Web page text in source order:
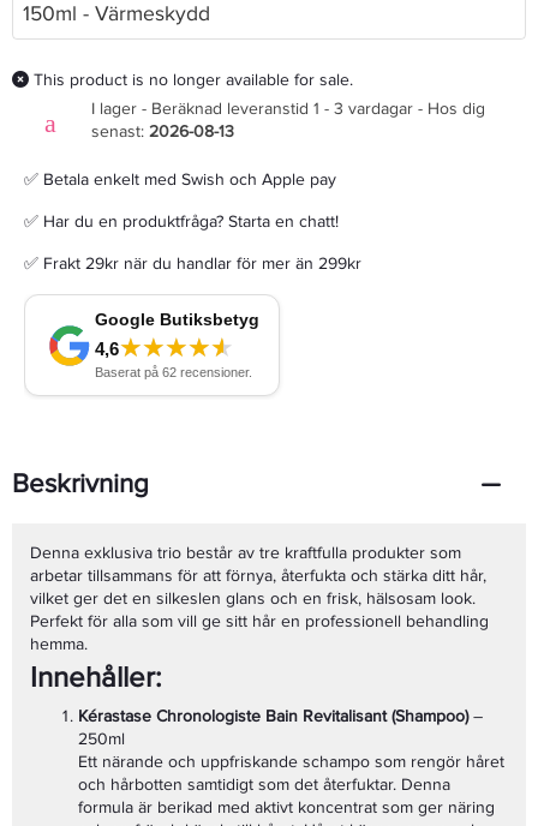
150ml - Värmeskydd
This product is no longer available for sale.
I lager - Beräknad leveranstid 1 - 3 vardagar - Hos dig
senast: 2026-08-13
✅ Betala enkelt med Swish och Apple pay
✅ Har du en produktfråga? Starta en chatt!
✅ Frakt 29kr när du handlar för mer än 299kr
Beskrivning
Denna exklusiva trio består av tre kraftfulla produkter som
arbetar tillsammans för att förnya, återfukta och stärka ditt hår,
vilket ger det en silkeslen glans och en frisk, hälsosam look.
Perfekt för alla som vill ge sitt hår en professionell behandling
hemma.
Innehåller:
Kérastase Chronologiste Bain Revitalisant (Shampoo)–
250ml
Ett närande och uppfriskande schampo som rengör håret
och hårbotten samtidigt som det återfuktar. Denna
formula är berikad med aktivt koncentrat som ger näring